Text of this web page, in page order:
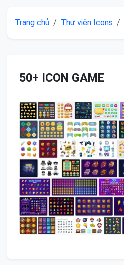
Trang chủ Thư viện Icons
50+ ICON GAME